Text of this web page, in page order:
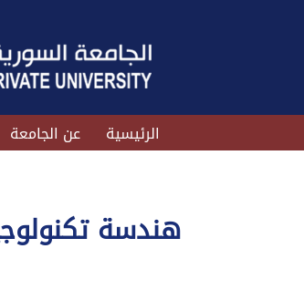
الرئيسية عن الجامعة
هندسة